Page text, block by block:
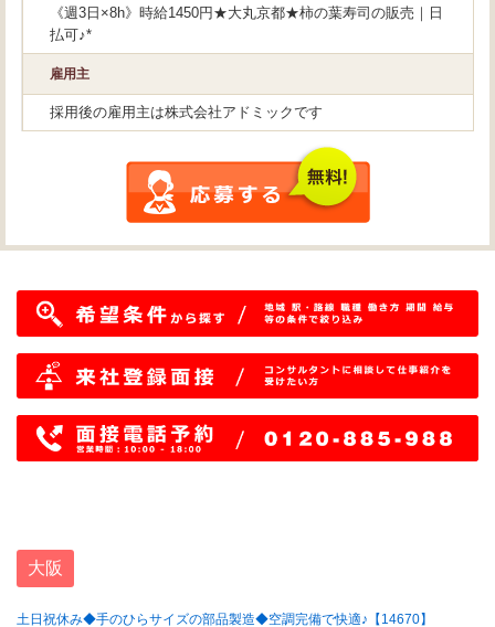
《週3日×8h》時給1450円★大丸京都★柿の葉寿司の販売｜日
払可♪*
雇用主
採用後の雇用主は株式会社アドミックです
大阪
土日祝休み◆手のひらサイズの部品製造◆空調完備で快適♪【14670】